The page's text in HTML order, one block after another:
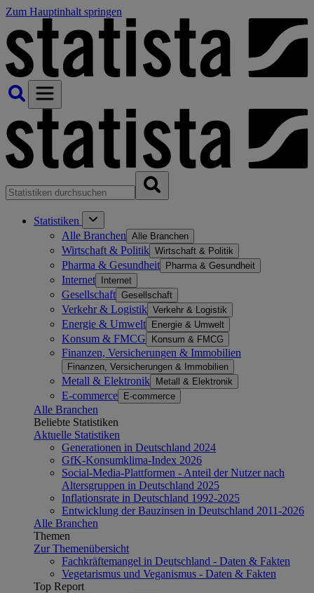
Zum Hauptinhalt springen
Statistiken
Alle Branchen Alle Branchen
Wirtschaft & Politik Wirtschaft & Politik
Pharma & Gesundheit Pharma & Gesundheit
Internet Internet
Gesellschaft Gesellschaft
Verkehr & Logistik Verkehr & Logistik
Energie & Umwelt Energie & Umwelt
Konsum & FMCG Konsum & FMCG
Finanzen, Versicherungen & Immobilien
Finanzen, Versicherungen & Immobilien
Metall & Elektronik Metall & Elektronik
E-commerce E-commerce
Alle Branchen
Beliebte Statistiken
Aktuelle Statistiken
Generationen in Deutschland 2024
GfK-Konsumklima-Index 2026
Social-Media-Plattformen - Anteil der Nutzer nach
Altersgruppen in Deutschland 2025
Inflationsrate in Deutschland 1992-2025
Entwicklung der Bauzinsen in Deutschland 2011-2026
Alle Branchen
Themen
Zur Themenübersicht
Fachkräftemangel in Deutschland - Daten & Fakten
Vegetarismus und Veganismus - Daten & Fakten
Top Report